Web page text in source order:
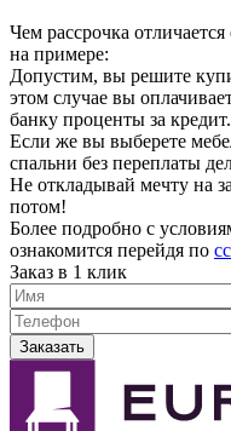
Чем рассрочка
на примере:
Допустим, вы решите
этом случае вы
банку проценты за кредит.
Если же вы выберете
спальни без переплаты
Не откладывай мечту на
потом!
Более подробно с
ознакомится перейдя по
Заказ в 1 клик
Заказать